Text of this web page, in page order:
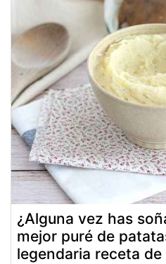
¿Alguna vez has
mejor puré de
legendaria receta